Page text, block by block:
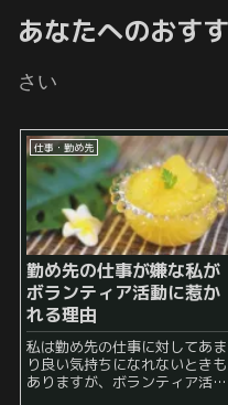
あなたへのおす
さい
仕事・勤め先
勤め先の仕事が嫌な私が
ボランティア活動に惹か
れる理由
私は勤め先の仕事に対してあま
り良い気持ちになれないときも
ありますが、ボランティア活動